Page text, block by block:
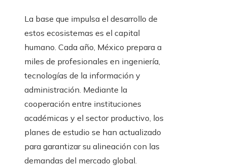
La base que impulsa el desarrollo de
estos ecosistemas es el capital
humano. Cada año, México prepara a
miles de profesionales en ingeniería,
tecnologías de la información y
administración. Mediante la
cooperación entre instituciones
académicas y el sector productivo, los
planes de estudio se han actualizado
para garantizar su alineación con las
demandas del mercado global.